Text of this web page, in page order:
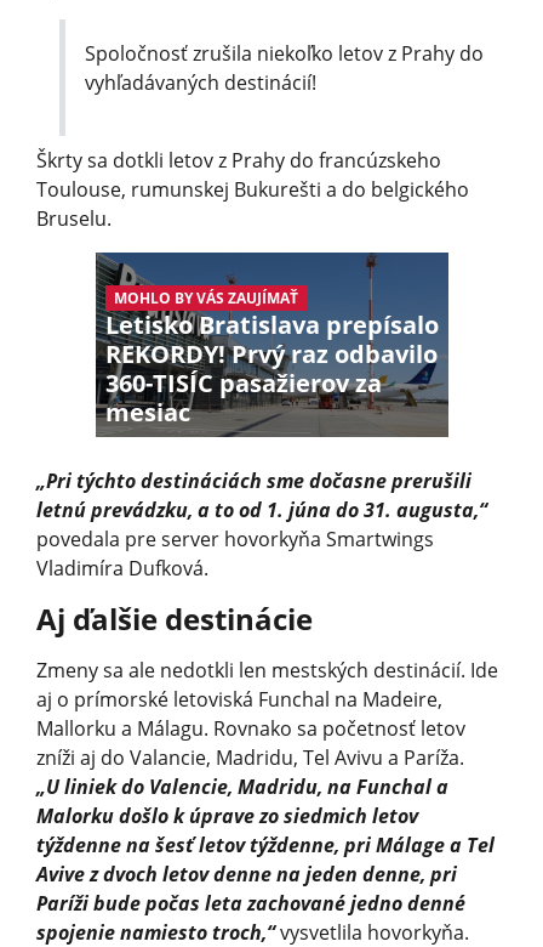
Spoločnosť zrušila niekoľko letov z Prahy do
vyhľadávaných destinácií!
Škrty sa dotkli letov z Prahy do francúzskeho
Toulouse, rumunskej Bukurešti a do belgického
Bruselu.
MOHLO BY VÁS ZAUJÍMAŤ
Letisko Bratislava prepísalo
REKORDY! Prvý raz odbavilo
360-TISÍC pasažierov za
mesiac
„Pri týchto destináciách sme dočasne prerušili
letnú prevádzku, a to od 1. júna do 31. augusta,“
povedala pre server hovorkyňa Smartwings
Vladimíra Dufková.
Aj ďalšie destinácie
Zmeny sa ale nedotkli len mestských destinácií. Ide
aj o prímorské letoviská Funchal na Madeire,
Mallorku a Málagu. Rovnako sa početnosť letov
zníži aj do Valancie, Madridu, Tel Avivu a Paríža.
„U liniek do Valencie, Madridu, na Funchal a
Malorku došlo k úprave zo siedmich letov
týždenne na šesť letov týždenne, pri Málage a Tel
Avive z dvoch letov denne na jeden denne, pri
Paríži bude počas leta zachované jedno denné
spojenie namiesto troch,“vysvetlila hovorkyňa.